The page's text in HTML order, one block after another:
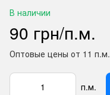
В наличии
90 грн/п.м.
Оптовые цены от 11 п.м.
п.м.